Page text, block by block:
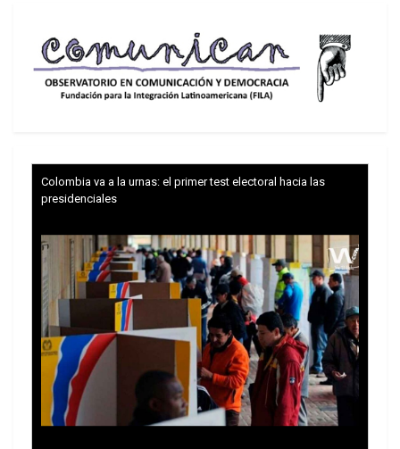
para quienes se nieguen a hacerlo.
Loseurodiputadosavalaron el texto, al que
España se opuso desde su concepción, con418
alcanzaran un acuerdo político provisional el
pasado 1 de junio.
biométricos y deportaciones más rápidas.
El Pacto Europeo de Migración y Asiloentra en
vigor este viernes y consolida el giro de la Unión
Europea hacia una política migratoria cada vez
más centrada en la vigilancia y el retorno.
Mientras Bruselas presenta la reforma como una
herramienta para gestionar de forma más eficaz
las llegadas y armonizar los sistemas de asilo de
los Estados miembros, trece organizaciones
Colombia va a la urnas: el primer test electoral hacia las
presidenciales